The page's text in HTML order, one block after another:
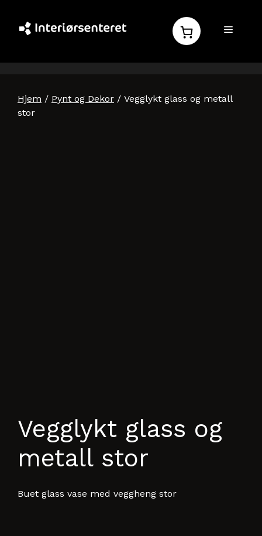
innhold
MENY
Hjem / Pynt og Dekor / Vegglykt glass og metall
stor
Vegglykt glass og
metall stor
Buet glass vase med veggheng stor